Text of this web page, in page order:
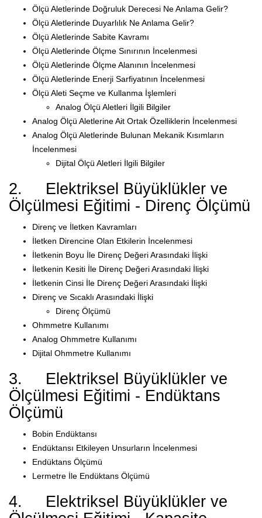
Ölçü Aletlerinde Doğruluk Derecesi Ne Anlama Gelir?
Ölçü Aletlerinde Duyarlılık Ne Anlama Gelir?
Ölçü Aletlerinde Sabite Kavramı
Ölçü Aletlerinde Ölçme Sınırının İncelenmesi
Ölçü Aletlerinde Ölçme Alanının İncelenmesi
Ölçü Aletlerinde Enerji Sarfiyatının İncelenmesi
Ölçü Aleti Seçme ve Kullanma İşlemleri
Analog Ölçü Aletleri İlgili Bilgiler
Analog Ölçü Aletlerine Ait Ortak Özelliklerin İncelenmesi
Analog Ölçü Aletlerinde Bulunan Mekanik Kısımların
İncelenmesi
Dijital Ölçü Aletleri İlgili Bilgiler
2. Elektriksel Büyüklükler ve
Ölçülmesi Eğitimi - Direnç Ölçümü
Direnç ve İletken Kavramları
İletken Direncine Olan Etkilerin İncelenmesi
İletkenin Boyu İle Direnç Değeri Arasındaki İlişki
İletkenin Kesiti İle Direnç Değeri Arasındaki İlişki
İletkenin Cinsi İle Direnç Değeri Arasındaki İlişki
Direnç ve Sıcaklı Arasındaki İlişki
Direnç Ölçümü
Ohmmetre Kullanımı
Analog Ohmmetre Kullanımı
Dijital Ohmmetre Kullanımı
3. Elektriksel Büyüklükler ve
Ölçülmesi Eğitimi - Endüktans
Ölçümü
Bobin Endüktansı
Endüktansı Etkileyen Unsurların İncelenmesi
Endüktans Ölçümü
Lermetre İle Endüktans Ölçümü
4. Elektriksel Büyüklükler ve